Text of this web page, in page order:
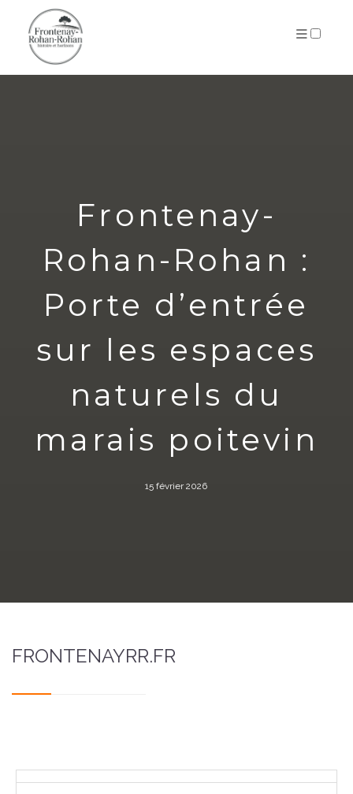
Frontenay-
Rohan-Rohan :
Porte d’entrée
sur les espaces
naturels du
marais poitevin
15 février 2026
FRONTENAYRR.FR